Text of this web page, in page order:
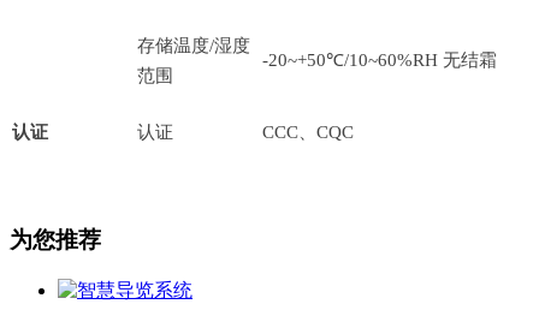
存储温度/湿度
范围
-20~+50℃/10~60%RH 无结霜
认证 认证 CCC、CQC
为您推荐